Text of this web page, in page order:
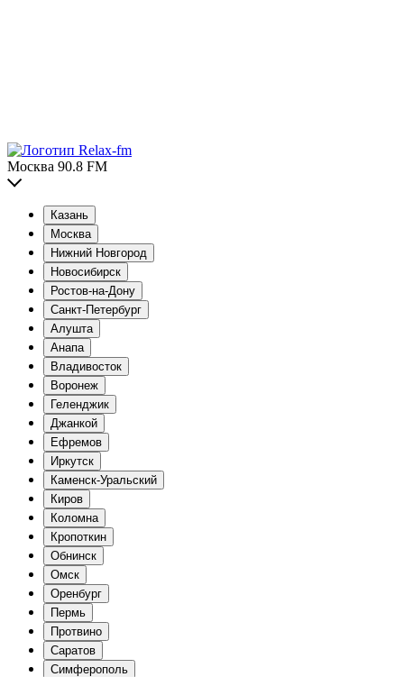
Москва 90.8 FM
Казань
Москва
Нижний Новгород
Новосибирск
Ростов-на-Дону
Санкт-Петербург
Алушта
Анапа
Владивосток
Воронеж
Геленджик
Джанкой
Ефремов
Иркутск
Каменск-Уральский
Киров
Коломна
Кропоткин
Обнинск
Омск
Оренбург
Пермь
Протвино
Саратов
Симферополь